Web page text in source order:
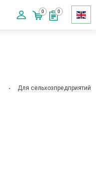
0 0
Для сельхозпредприятий